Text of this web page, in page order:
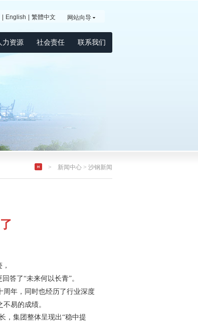
力资源 社会责任 联系我们
English 繁體中文 网站向导
> 新闻中心 > 沙钢新闻
答了“未来何以长青”。
周年，同时也经历了行业深度
易的成绩。
，集团整体呈现出“稳中提